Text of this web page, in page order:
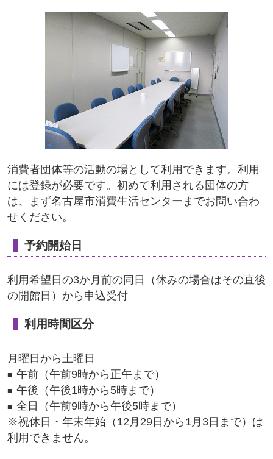
消費者団体等の活動の場として利用できます。利用
には登録が必要です。初めて利用される団体の方
は、まず名古屋市消費生活センターまでお問い合わ
せください。
予約開始日
利用希望日の3か月前の同日（休みの場合はその直後
の開館日）から申込受付
利用時間区分
月曜日から土曜日
午前（午前9時から正午まで）
午後（午後1時から5時まで）
全日（午前9時から午後5時まで）
※祝休日・年末年始（12月29日から1月3日まで）は
利用できません。